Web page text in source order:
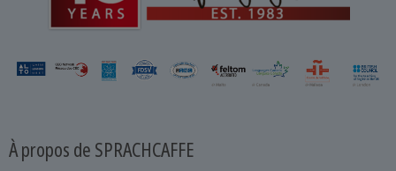
À propos de SPRACHCAFFE